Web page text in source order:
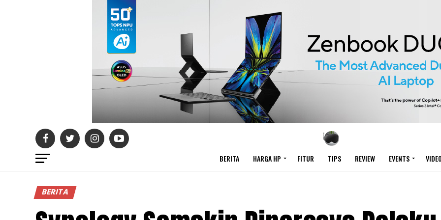
BERITA HARGA HP FITUR TIPS REVIEW EVENTS
BERITA